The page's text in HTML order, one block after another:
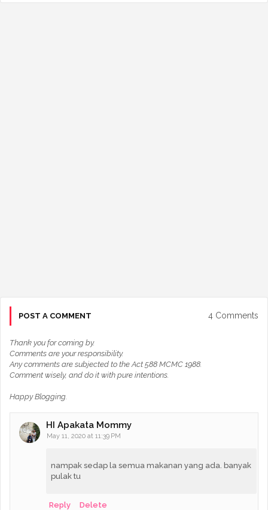
POST A COMMENT 4 Comments
Thank you for coming by.
Comments are your responsibility.
Any comments are subjected to the Act 588 MCMC 1988.
Comment wisely, and do it with pure intentions.
Happy Blogging.
HI Apakata Mommy
May 11, 2020 at 11:39 PM
nampak sedap la semua makanan yang ada. banyak
pulak tu
Reply Delete